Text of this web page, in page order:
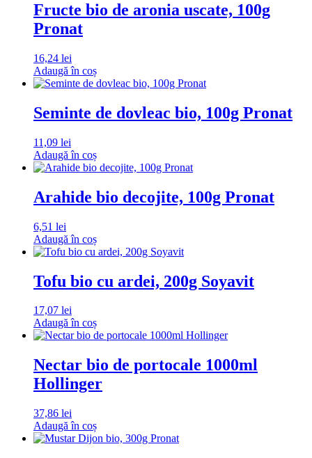
Fructe bio de aronia uscate, 100g
Pronat
16,24 lei
Adaugă în coș
Seminte de dovleac bio, 100g Pronat
11,09 lei
Adaugă în coș
Arahide bio decojite, 100g Pronat
6,51 lei
Adaugă în coș
Tofu bio cu ardei, 200g Soyavit
17,07 lei
Adaugă în coș
Nectar bio de portocale 1000ml
Hollinger
37,86 lei
Adaugă în coș